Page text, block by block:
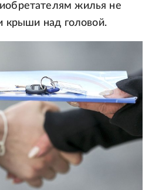
жилья не
крыши над головой.